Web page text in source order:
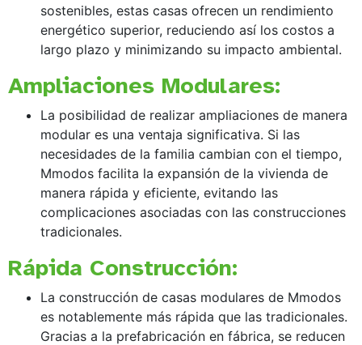
sostenibles, estas casas ofrecen un rendimiento
energético superior, reduciendo así los costos a
largo plazo y minimizando su impacto ambiental.
Ampliaciones Modulares:
La posibilidad de realizar ampliaciones de manera
modular es una ventaja significativa. Si las
necesidades de la familia cambian con el tiempo,
Mmodos facilita la expansión de la vivienda de
manera rápida y eficiente, evitando las
complicaciones asociadas con las construcciones
tradicionales.
Rápida Construcción:
La construcción de casas modulares de Mmodos
es notablemente más rápida que las tradicionales.
Gracias a la prefabricación en fábrica, se reducen